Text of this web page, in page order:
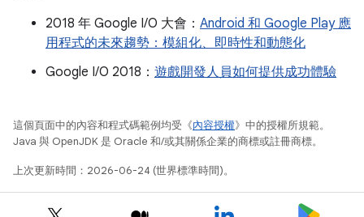
2018 年 Google I/O 大會： Android 和 Google Play 應
用程式的未來趨勢：模組化、即時性和動態化
Google I/O 2018： 遊戲開發人員如何提供成功體驗
這個頁面中的內容和程式碼範例均受《內容授權》中的授權所規範。
Java 與 OpenJDK 是 Oracle 和/或其關係企業的商標或註冊商標。
上次更新時間：2026-06-24 (世界標準時間)。